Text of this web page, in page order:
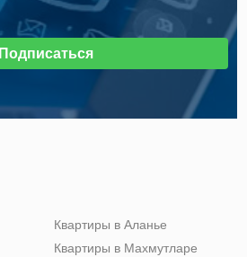
Подписаться
Квартиры в Аланье
Квартиры в Махмутларе